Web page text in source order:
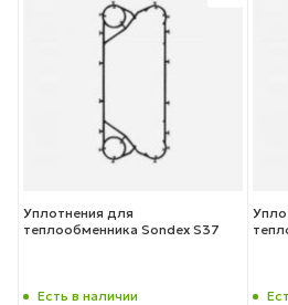
Уплотнения для
теплообменника Sondex S37
Есть в наличии